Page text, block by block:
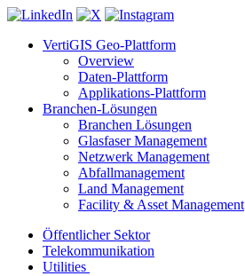
VertiGIS Geo-Plattform
Overview
Daten-Plattform
Applikations-Plattform
Branchen-Lösungen
Branchen Lösungen
Glasfaser Management
Netzwerk Management
Abfallmanagement
Land Management
Facility & Asset Management
Öffentlicher Sektor
Telekommunikation
Utilities